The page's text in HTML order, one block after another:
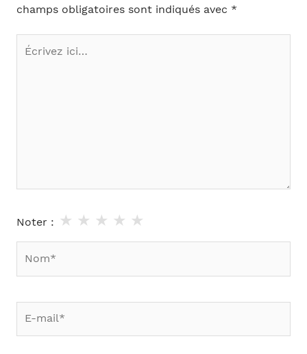
champs obligatoires sont indiqués avec *
Écrivez
Noter : ★
★
★
★
★